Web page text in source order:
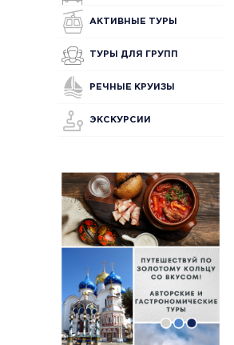
АКТИВНЫЕ ТУРЫ
ТУРЫ ДЛЯ ГРУПП
РЕЧНЫЕ КРУИЗЫ
ЭКСКУРСИИ